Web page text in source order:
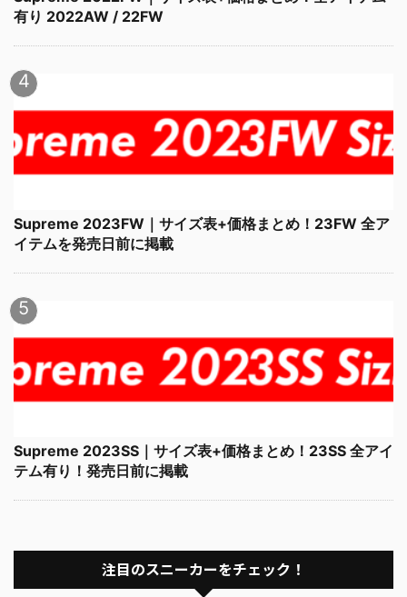
有り 2022AW / 22FW
Supreme 2023FW｜サイズ表+価格まとめ！23FW 全ア
イテムを発売日前に掲載
Supreme 2023SS｜サイズ表+価格まとめ！23SS 全アイ
テム有り！発売日前に掲載
注目のスニーカーをチェック！